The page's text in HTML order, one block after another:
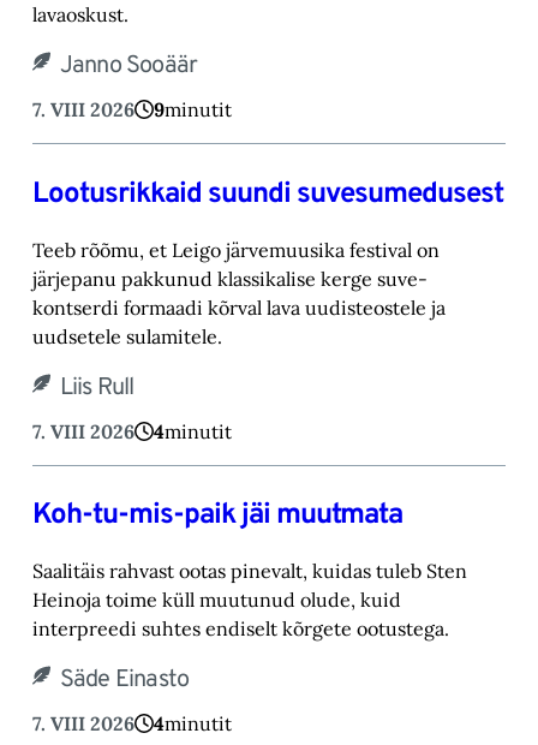
lavaoskust.‎
Janno Sooäär
7. VIII 2026 9minutit
Lootusrikkaid suundi suvesumedusest
Teeb rõõmu, et Leigo järvemuusika festival on
järjepanu pakkunud klassikalise kerge suve-‎
kontserdi formaadi kõrval lava uudisteostele ja
uudsetele sulamitele.‎
Liis Rull
7. VIII 2026 4minutit
Koh-tu-mis-paik jäi muutmata
Saalitäis rahvast ootas pinevalt, kuidas tuleb Sten
Heinoja toime küll muutunud olude, kuid
‎interpreedi suhtes endiselt kõrgete ootustega.‎
Säde Einasto
7. VIII 2026 4minutit